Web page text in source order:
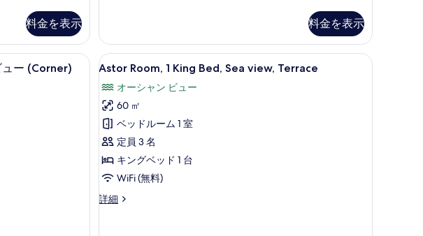
示
す
る
料金を表示
写
真
を
表
示
す
る
King
Bed,
Sea
の
詳
細
料金を表示
ベッドルーム 禁煙 シービュー (Corner) | エジプト綿のシーツ、高級寝具、羽毛の掛け布団、ピロートッ
ュー (Corner)
Astor
Room,
1
King
Bed,
Sea
view,
Terrace
す
エジプト綿のシーツ、高級寝具、羽毛の掛
6
Astor Room, 1 King Bed, Sea view, Terrace
オーシャン ビュー
60 ㎡
ベッドルーム 1 室
定員 3 名
キングベッド 1 台
WiFi (無料)
詳細
Astor